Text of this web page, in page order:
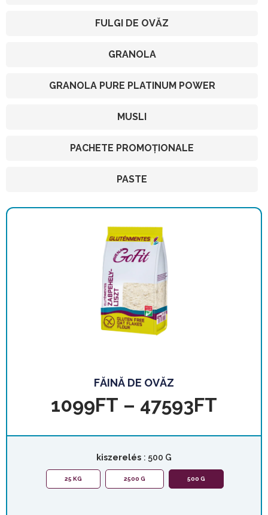
FULGI DE OVĂZ
GRANOLA
GRANOLA PURE PLATINUM POWER
MUSLI
PACHETE PROMOȚIONALE
PASTE
FĂINĂ DE OVĂZ
1099FT – 47593FT
kiszerelés : 500 G
25 KG 2500 G 500 G